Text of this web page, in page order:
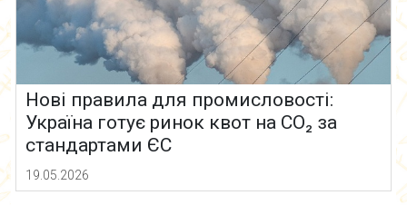
Нові правила для промисловості:
Україна готує ринок квот на CO₂ за
стандартами ЄС
19.05.2026